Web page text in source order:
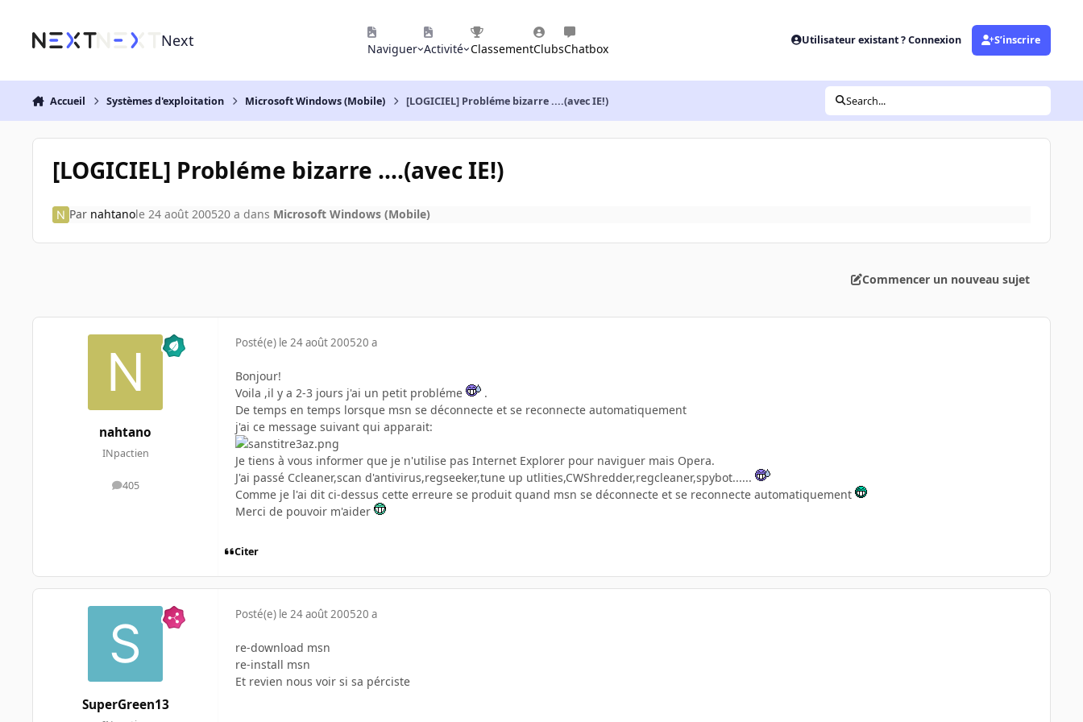
Next Naviguer Activité ClassementClubsChatbox
Utilisateur existant ? Connexion S’inscrire
Accueil Systèmes d'exploitation Microsoft Windows (Mobile) [LOGICIEL] Probléme bizarre ....(avec IE!) Search...
[LOGICIEL] Probléme bizarre ....(avec IE!)
Par nahtanole 24 août 200520 a dans Microsoft Windows (Mobile)
Commencer un nouveau sujet
nahtano
INpactien
405
messages
Posté(e) le 24 août 200520 a
Bonjour!
Voila ,il y a 2-3 jours j'ai un petit probléme
.
De temps en temps lorsque msn se déconnecte et se reconnecte automatiquement
j'ai ce message suivant qui apparait:
Je tiens à vous informer que je n'utilise pas Internet Explorer pour naviguer mais Opera.
J'ai passé Ccleaner,scan d'antivirus,regseeker,tune up utlities,CWShredder,regcleaner,spybot......
Comme je l'ai dit ci-dessus cette erreure se produit quand msn se déconnecte et se reconnecte automatiquement
Merci de pouvoir m'aider
Citer
SuperGreen13
Posté(e) le 24 août 200520 a
re-download msn
re-install msn
Et revien nous voir si sa pérciste